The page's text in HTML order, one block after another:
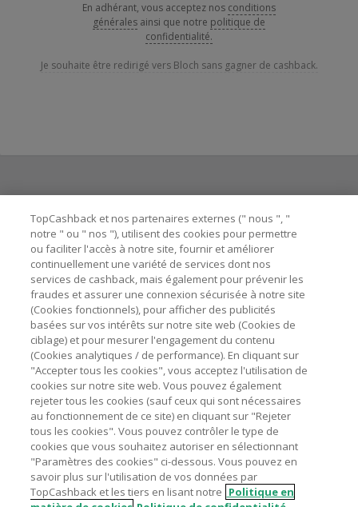
En adhérant, vous acceptez nos conditions
générales ainsi que notre politique de
confidentialité.
Je souhaite être redirigé vers Bloch sans gagner de cashback.
Besoin d'aide ?
Astuces pour économiser
A propos de
Contactez-nous
Mentions légales
Nos sites UK US CN JP DE AU
TopCashback et nos partenaires externes (" nous ", "
notre " ou " nos "), utilisent des cookies pour permettre
ou faciliter l'accès à notre site, fournir et améliorer
continuellement une variété de services dont nos
services de cashback, mais également pour prévenir les
fraudes et assurer une connexion sécurisée à notre site
(Cookies fonctionnels), pour afficher des publicités
basées sur vos intérêts sur notre site web (Cookies de
ciblage) et pour mesurer l'engagement du contenu
(Cookies analytiques / de performance). En cliquant sur
"Accepter tous les cookies", vous acceptez l'utilisation de
cookies sur notre site web. Vous pouvez également
rejeter tous les cookies (sauf ceux qui sont nécessaires
au fonctionnement de ce site) en cliquant sur "Rejeter
tous les cookies". Vous pouvez contrôler le type de
cookies que vous souhaitez autoriser en sélectionnant
"Paramètres des cookies" ci-dessous. Vous pouvez en
savoir plus sur l'utilisation de vos données par
TopCashback et les tiers en lisant notre Politique en